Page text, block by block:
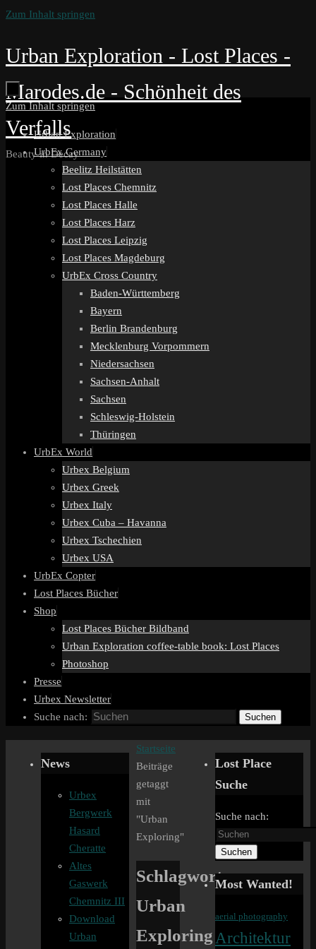
Zum Inhalt springen
Urban Exploration - Lost Places -
Marodes.de - Schönheit des
Verfalls
Beauty in Decay
Zum Inhalt springen
Urban Exploration
UrbEx Germany
Beelitz Heilstätten
Lost Places Chemnitz
Lost Places Halle
Lost Places Harz
Lost Places Leipzig
Lost Places Magdeburg
UrbEx Cross Country
Baden-Württemberg
Bayern
Berlin Brandenburg
Mecklenburg Vorpommern
Niedersachsen
Sachsen-Anhalt
Sachsen
Schleswig-Holstein
Thüringen
UrbEx World
Urbex Belgium
Urbex Greek
Urbex Italy
Urbex Cuba – Havanna
Urbex Tschechien
Urbex USA
UrbEx Copter
Lost Places Bücher
Shop
Lost Places Bücher Bildband
Urban Exploration coffee-table book: Lost Places
Photoshop
Presse
Urbex Newsletter
Suche nach:
Suchen
Startseite
Beiträge
getaggt
mit
"Urban
Exploring"
Schlagwort:
Urban
Exploring
News
Urbex
Bergwerk
Hasard
Cheratte
Altes
Gaswerk
Chemnitz III
Download
Urban
Lost Place
Suche
Suche nach:
Suchen
Most Wanted!
aerial photography
Architektur